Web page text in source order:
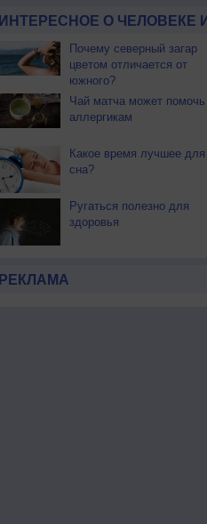
ИНТЕРЕСНОЕ О ЧЕЛОВЕКЕ
Почему северный загар
цветом отличается от
южного?
Чай матча может помочь
аллергикам
Какое время лучшее для
сна?
Ругаться полезно для
здоровья
РЕКЛАМА